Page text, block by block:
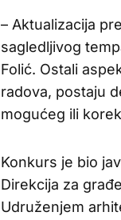
– Aktualizacija
sagledljivog
Folić. Ostali
radova, postaju
mogućeg ili
Konkurs je bio
Direkcija za
Udruženjem